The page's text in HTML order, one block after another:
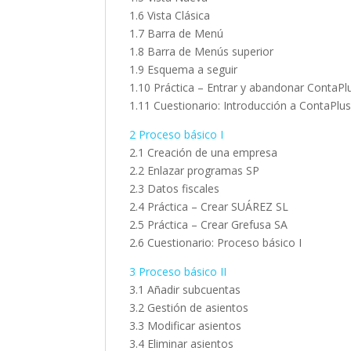
1.6 Vista Clásica
1.7 Barra de Menú
1.8 Barra de Menús superior
1.9 Esquema a seguir
1.10 Práctica – Entrar y abandonar
1.11 Cuestionario: Introducción a ContaPlus
2 Proceso básico I
2.1 Creación de una empresa
2.2 Enlazar programas SP
2.3 Datos fiscales
2.4 Práctica – Crear SUÁREZ SL
2.5 Práctica – Crear Grefusa SA
2.6 Cuestionario: Proceso básico I
3 Proceso básico II
3.1 Añadir subcuentas
3.2 Gestión de asientos
3.3 Modificar asientos
3.4 Eliminar asientos